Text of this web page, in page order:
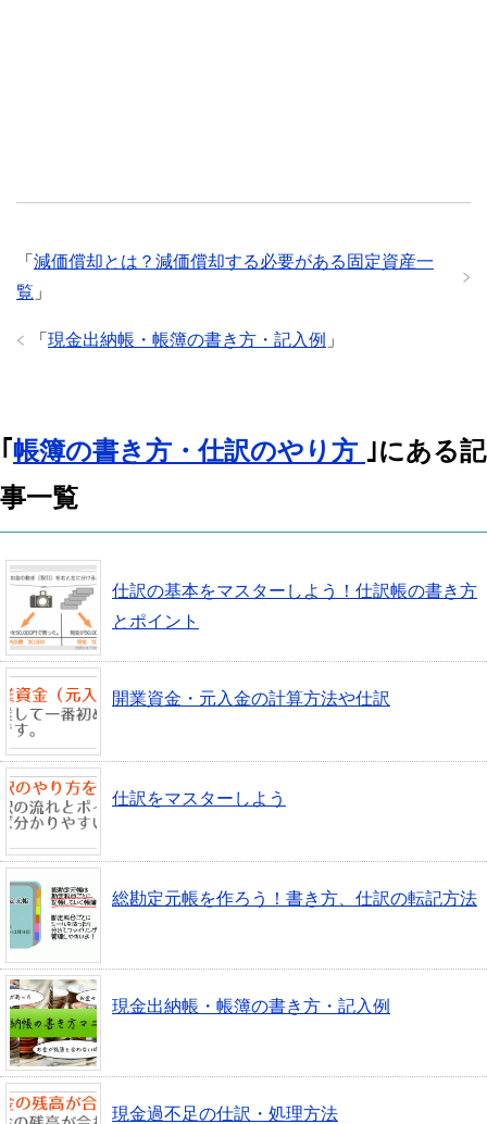
「 減価償却とは？減価償却する必要がある固定資産一
覧 」
「 現金出納帳・帳簿の書き方・記入例 」
｢帳簿の書き方・仕訳のやり方 ｣にある記
事一覧
仕訳の基本をマスターしよう！仕訳帳の書き方
とポイント
開業資金・元入金の計算方法や仕訳
仕訳をマスターしよう
総勘定元帳を作ろう！書き方、仕訳の転記方法
現金出納帳・帳簿の書き方・記入例
現金過不足の仕訳・処理方法